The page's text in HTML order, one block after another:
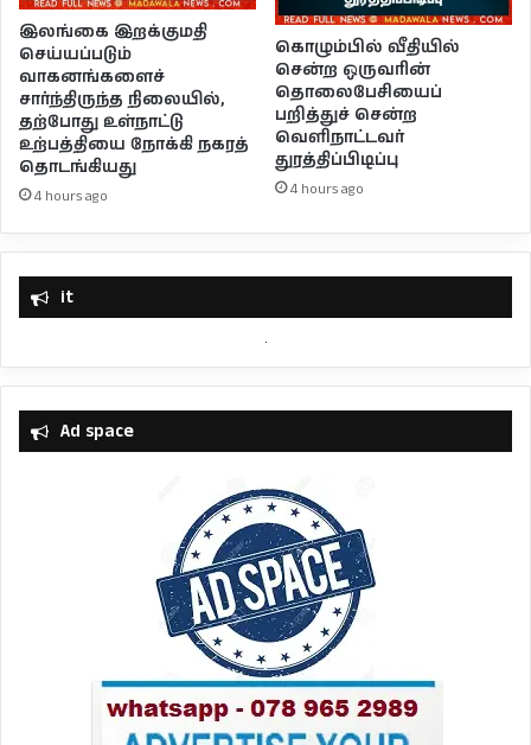
இலங்கை இறக்குமதி
செய்யப்படும்
வாகனங்களைச்
சார்ந்திருந்த நிலையில்,
தற்போது உள்நாட்டு
உற்பத்தியை நோக்கி நகரத்
தொடங்கியது
4 hours ago
கொழும்பில் வீதியில்
சென்ற ஒருவரின்
தொலைபேசியைப்
பறித்துச் சென்ற
வெளிநாட்டவர்
துரத்திப்பிடிப்பு
4 hours ago
it
Ad space